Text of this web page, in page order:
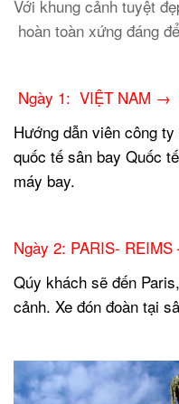
Với khung cảnh tuyệt
hoàn toàn xứng đáng
Ngày 1: VIỆT NAM →
Hướng dẫn viên công
quốc tế sân bay Quốc
máy bay.
Ngày 2: PARIS-
Qúy khách sẽ đến
cảnh. Xe đón đoàn tại